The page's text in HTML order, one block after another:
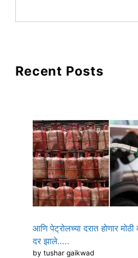
Recent Posts
आणि पेट्रोलच्या दरात होणार
दर झाले…..
by tushar gaikwad